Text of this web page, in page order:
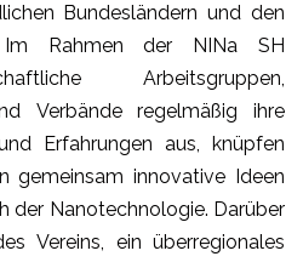
Bundesländern und den
Im Rahmen der NINa SH
Arbeitsgruppen,
Verbände regelmäßig ihre
Erfahrungen aus, knüpfen
gemeinsam innovative Ideen
der Nanotechnologie. Darüber
Vereins, ein überregionales